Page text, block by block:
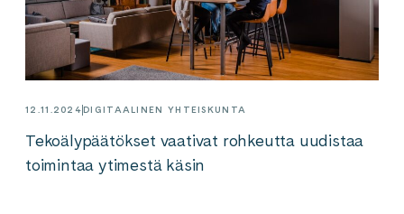
12.11.2024DIGITAALINEN YHTEISKUNTA
Tekoälypäätökset vaativat rohkeutta uudistaa
toimintaa ytimestä käsin